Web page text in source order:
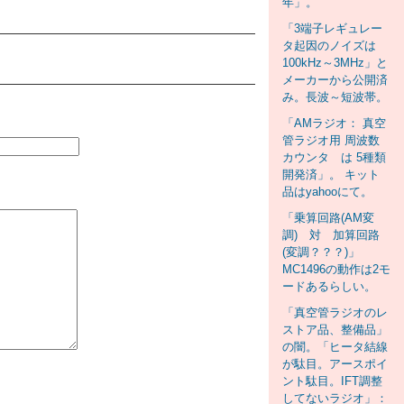
「3端子レギュレー
タ起因のノイズは
100kHz～3MHz」と
メーカーから公開済
み。長波～短波帯。
「AMラジオ： 真空
管ラジオ用 周波数
カウンタ は 5種類
開発済」。 キット
品はyahooにて。
「乗算回路(AM変
調) 対 加算回路
(変調？？？)」
MC1496の動作は2モ
ードあるらしい。
「真空管ラジオのレ
ストア品、整備品」
の闇。「ヒータ結線
が駄目。アースポイ
ント駄目。IFT調整
してないラジオ」：